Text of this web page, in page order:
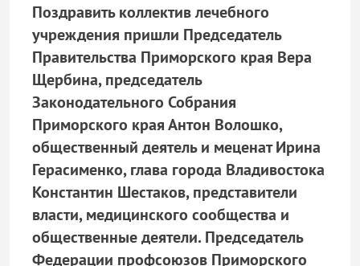
Поздравить коллектив лечебного
учреждения пришли Председатель
Правительства Приморского края Вера
Щербина, председатель
Законодательного Собрания
Приморского края Антон Волошко,
общественный деятель и меценат Ирина
Герасименко, глава города Владивостока
Константин Шестаков, представители
власти, медицинского сообщества и
общественные деятели. Председатель
Федерации профсоюзов Приморского